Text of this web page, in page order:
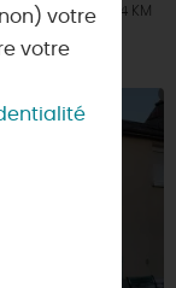
À 4 KM
votre
votre